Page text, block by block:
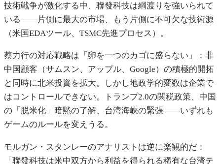
技術戦争が激化する中、聯發科技は綱渡りを強いられて
いる——片側に最大の市場、もう片側に不可欠な技術源
（米国EDAツール、TSMC先進プロセス）。
蔡力行の対応戦略は「卵を一つのカゴに盛らない」：非
中国顧客（サムスン、アップル、Google）の積極的開拓
と同時に北米投資を拡大。しかし地政学的変数は企業で
はコントロールできない。トランプ2.0の関税政策、中国
の「脱米化」暗黙の了解、台湾海峡の緊張——いずれも
ゲームのルールを変えうる。
モルガン・スタンレーのアナリストは逆に楽観的だ：
「聯發科技は米中双方から利益を得られる稀有な台湾テ